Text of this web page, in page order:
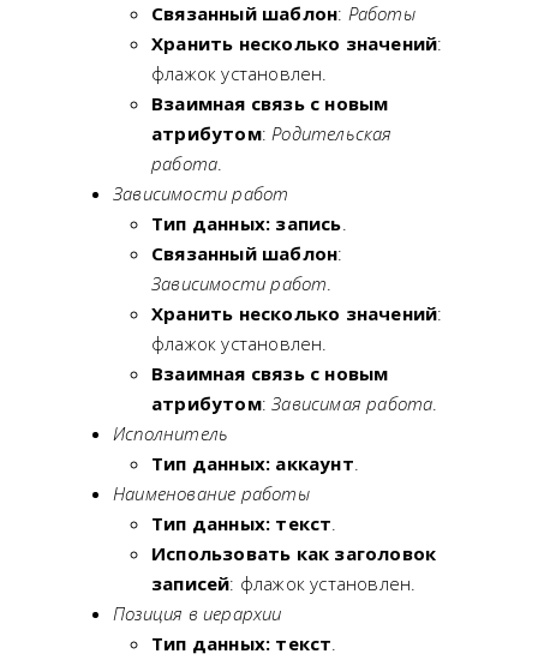
Связанный шаблон: Работы
Хранить несколько значений:
флажок установлен.
Взаимная связь с новым
атрибутом:Родительская
работа.
Зависимости работ
Тип данных: запись.
Связанный шаблон:
Зависимости работ.
Хранить несколько значений:
флажок установлен.
Взаимная связь с новым
атрибутом:Зависимая работа.
Исполнитель
Тип данных: аккаунт.
Наименование работы
Тип данных: текст.
Использовать как заголовок
записей: флажок установлен.
Позиция в иерархии
Тип данных: текст.